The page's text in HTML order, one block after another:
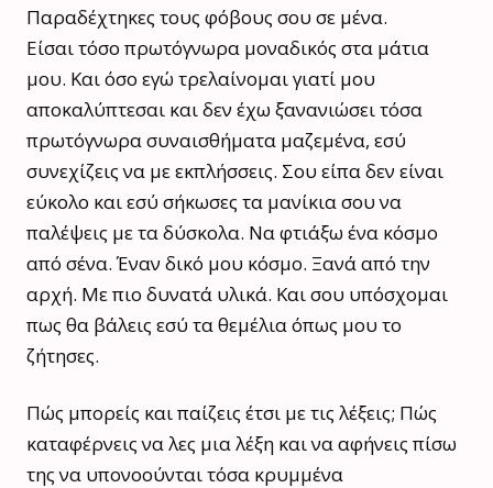
Παραδέχτηκες τους φόβους σου σε μένα.
Είσαι τόσο πρωτόγνωρα μοναδικός στα μάτια
μου. Και όσο εγώ τρελαίνομαι γιατί μου
αποκαλύπτεσαι και δεν έχω ξανανιώσει τόσα
πρωτόγνωρα συναισθήματα μαζεμένα, εσύ
συνεχίζεις να με εκπλήσσεις. Σου είπα δεν είναι
εύκολο και εσύ σήκωσες τα μανίκια σου να
παλέψεις με τα δύσκολα. Να φτιάξω ένα κόσμο
από σένα. Έναν δικό μου κόσμο. Ξανά από την
αρχή. Με πιο δυνατά υλικά. Και σου υπόσχομαι
πως θα βάλεις εσύ τα θεμέλια όπως μου το
ζήτησες.
Πώς μπορείς και παίζεις έτσι με τις λέξεις; Πώς
καταφέρνεις να λες μια λέξη και να αφήνεις πίσω
της να υπονοούνται τόσα κρυμμένα